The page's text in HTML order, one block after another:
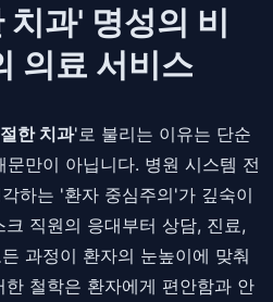
과' 명성의 비
의료 서비스
한 치과'로 불리는 이유는 단순
만이 아닙니다. 병원 시스템 전
하는 '환자 중심주의'가 깊숙이
직원의 응대부터 상담, 진료,
과정이 환자의 눈높이에 맞춰
철학은 환자에게 편안함과 안